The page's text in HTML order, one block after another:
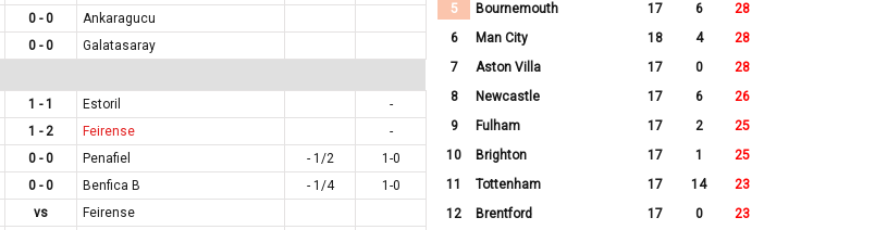
0 - 0
Ankaragucu
0 - 0
Galatasaray
1 - 1 Estoril
-
1 - 2 Feirense
-
0 - 0 Penafiel - 1/2
1-0
0 - 0 Benfica B - 1/4
1-0
vs
Feirense
5
Bournemouth 17 6
28
6
Man City 18 4
28
7
Aston Villa 17 0
28
8
Newcastle 17 6
26
9
Fulham 17 2
25
10
Brighton 17 1
25
11
Tottenham 17 14
23
12
Brentford 17 0
23